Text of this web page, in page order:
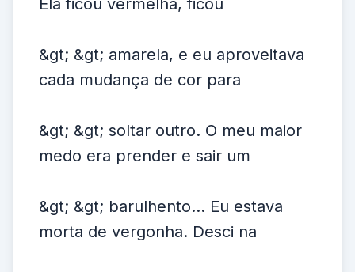
Ela ficou vermelha, ficou
&gt; &gt; amarela, e eu aproveitava
cada mudança de cor para
&gt; &gt; soltar outro. O meu maior
medo era prender e sair um
&gt; &gt; barulhento... Eu estava
morta de vergonha. Desci na